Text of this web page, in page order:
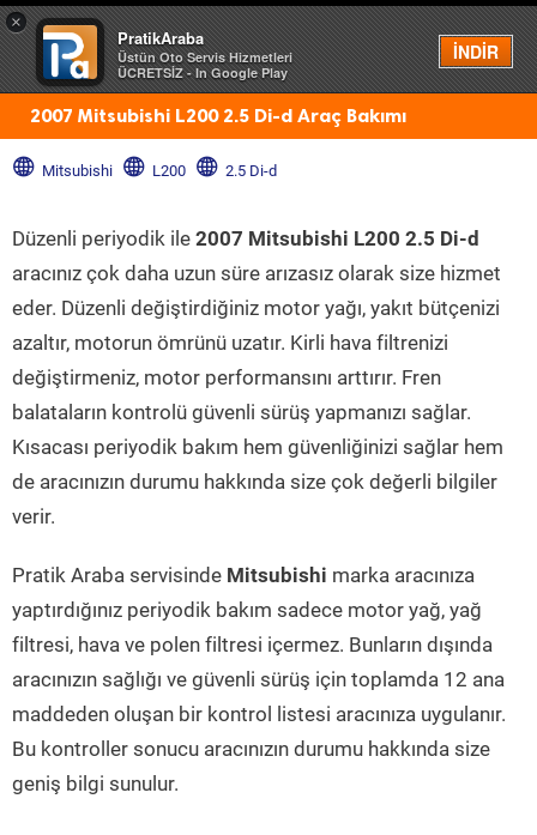
×
PratikAraba
Üstün Oto Servis Hizmetleri
ÜCRETSİZ - In Google Play
İNDİR
Menü
2007 Mitsubishi L200 2.5 Di-d Araç Bakımı
Mitsubishi L200 2.5 Di-d
Düzenli periyodik ile 2007 Mitsubishi L200 2.5 Di-d
aracınız çok daha uzun süre arızasız olarak size hizmet
eder. Düzenli değiştirdiğiniz motor yağı, yakıt bütçenizi
azaltır, motorun ömrünü uzatır. Kirli hava filtrenizi
değiştirmeniz, motor performansını arttırır. Fren
balataların kontrolü güvenli sürüş yapmanızı sağlar.
Kısacası periyodik bakım hem güvenliğinizi sağlar hem
de aracınızın durumu hakkında size çok değerli bilgiler
verir.
Pratik Araba servisinde Mitsubishi marka aracınıza
yaptırdığınız periyodik bakım sadece motor yağ, yağ
filtresi, hava ve polen filtresi içermez. Bunların dışında
aracınızın sağlığı ve güvenli sürüş için toplamda 12 ana
maddeden oluşan bir kontrol listesi aracınıza uygulanır.
Bu kontroller sonucu aracınızın durumu hakkında size
geniş bilgi sunulur.